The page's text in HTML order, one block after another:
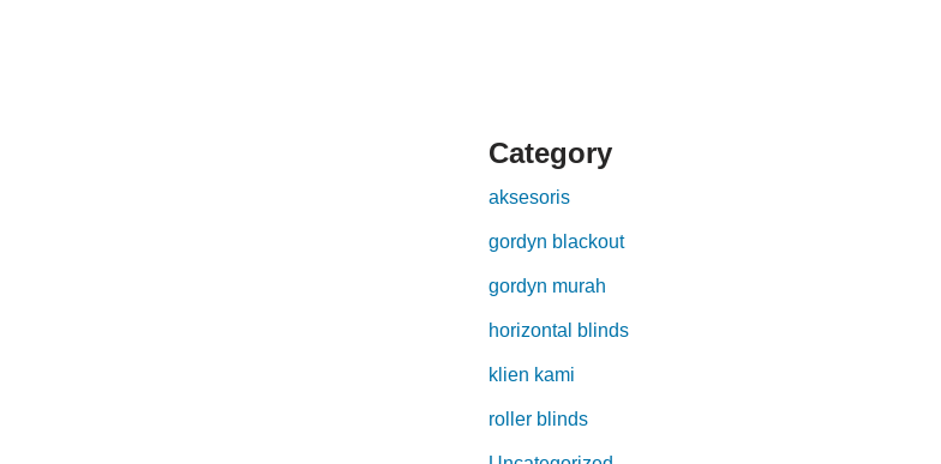
Category
aksesoris
gordyn blackout
gordyn murah
horizontal blinds
klien kami
roller blinds